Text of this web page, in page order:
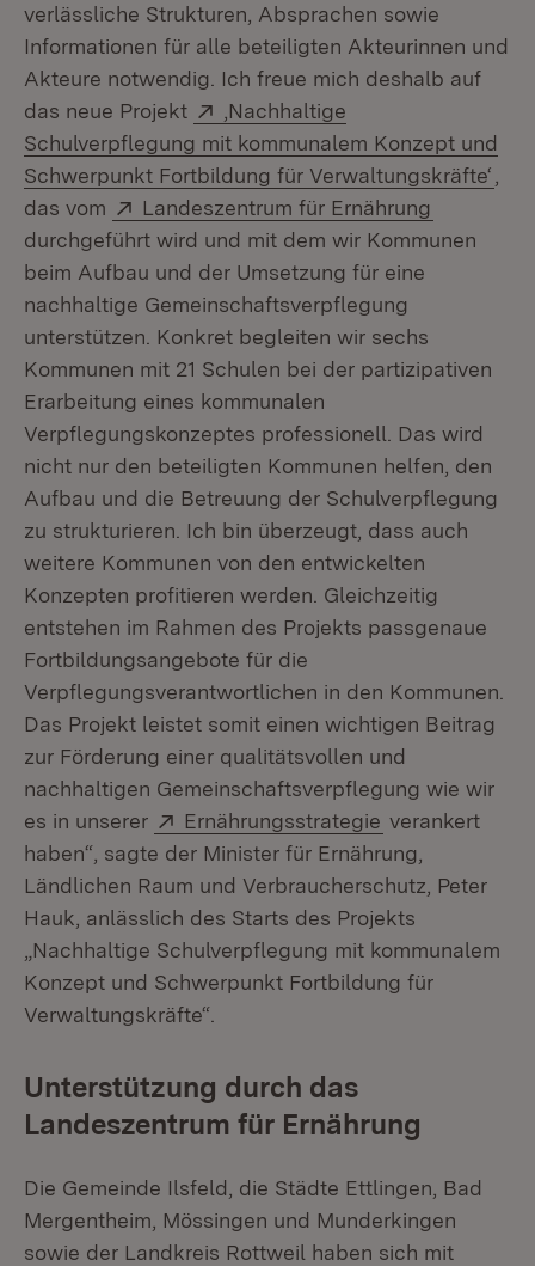
verlässliche Strukturen, Absprachen sowie
Informationen für alle beteiligten Akteurinnen und
Akteure notwendig. Ich freue mich deshalb auf
das neue Projekt
Extern:
,Nachhaltige
Schulverpflegung mit kommunalem Konzept und
Schwerpunkt Fortbildung für Verwaltungskräfte‘
das vom
Extern:
Landeszentrum für Ernährung
durchgeführt wird und mit dem wir Kommunen
beim Aufbau und der Umsetzung für eine
nachhaltige Gemeinschaftsverpflegung
unterstützen. Konkret begleiten wir sechs
Kommunen mit 21 Schulen bei der partizipativen
Erarbeitung eines kommunalen
Verpflegungskonzeptes professionell. Das wird
nicht nur den beteiligten Kommunen helfen, den
Aufbau und die Betreuung der Schulverpflegung
zu strukturieren. Ich bin überzeugt, dass auch
weitere Kommunen von den entwickelten
Konzepten profitieren werden. Gleichzeitig
entstehen im Rahmen des Projekts passgenaue
Fortbildungsangebote für die
Verpflegungsverantwortlichen in den Kommunen.
Das Projekt leistet somit einen wichtigen Beitrag
zur Förderung einer qualitätsvollen und
nachhaltigen Gemeinschaftsverpflegung wie wir
es in unserer
Extern:
Ernährungsstrategie (Öffnet in
verankert
haben“, sagte der Minister für Ernährung,
Ländlichen Raum und Verbraucherschutz, Peter
Hauk, anlässlich des Starts des Projekts
„Nachhaltige Schulverpflegung mit kommunalem
Konzept und Schwerpunkt Fortbildung für
Verwaltungskräfte“.
Unterstützung durch das
Landeszentrum für Ernährung
Die Gemeinde Ilsfeld, die Städte Ettlingen, Bad
Mergentheim, Mössingen und Munderkingen
sowie der Landkreis Rottweil haben sich mit